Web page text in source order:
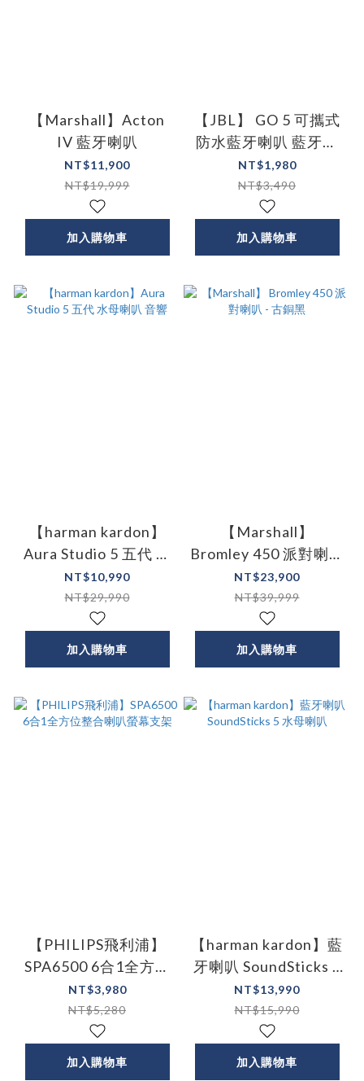
【Marshall】Acton
IV 藍牙喇叭
NT$11,900
NT$19,999
加入購物車
【JBL】 GO 5 可攜式
防水藍牙喇叭 藍牙喇
叭 防水喇叭 音響 防水
音響 喇叭
NT$1,980
NT$3,490
加入購物車
【harman kardon】
Aura Studio 5 五代 水
母喇叭 音響
NT$10,990
NT$29,990
加入購物車
【Marshall】
Bromley 450 派對喇叭
- 古銅黑
NT$23,900
NT$39,999
加入購物車
【PHILIPS飛利浦】
SPA6500 6合1全方位
整合喇叭螢幕支架
NT$3,980
NT$5,280
加入購物車
【harman kardon】藍
牙喇叭 SoundSticks 5
水母喇叭
NT$13,990
NT$15,990
加入購物車